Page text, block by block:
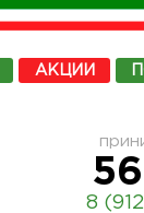
АКЦИИ
8